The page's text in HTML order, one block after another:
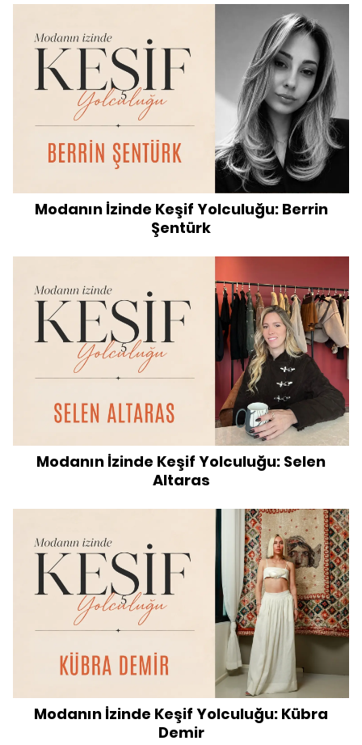
Modanın İzinde Keşif Yolculuğu: Berrin
Şentürk
Modanın İzinde Keşif Yolculuğu: Selen
Altaras
Modanın İzinde Keşif Yolculuğu: Kübra
Demir